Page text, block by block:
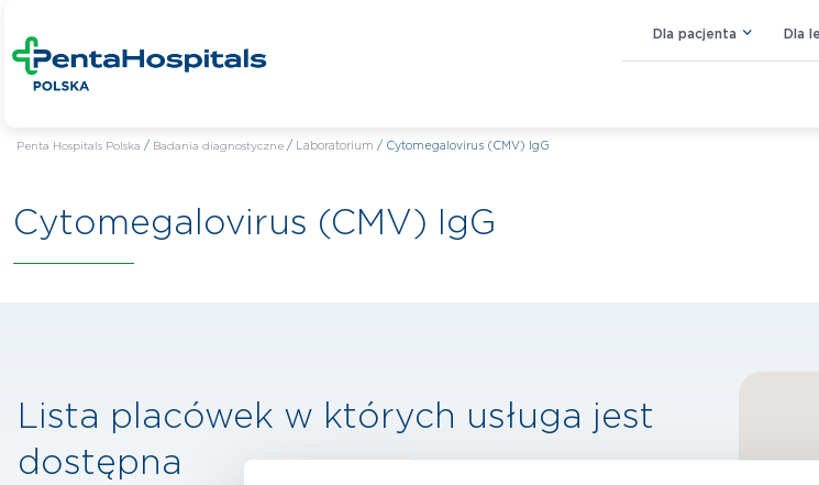
Dla pacjenta Dla
Penta Hospitals Polska / Badania diagnostyczne/ Laboratorium / Cytomegalovirus (CMV) IgG
Cytomegalovirus (CMV) IgG
Lista placówek w których usługa jest
dostępna